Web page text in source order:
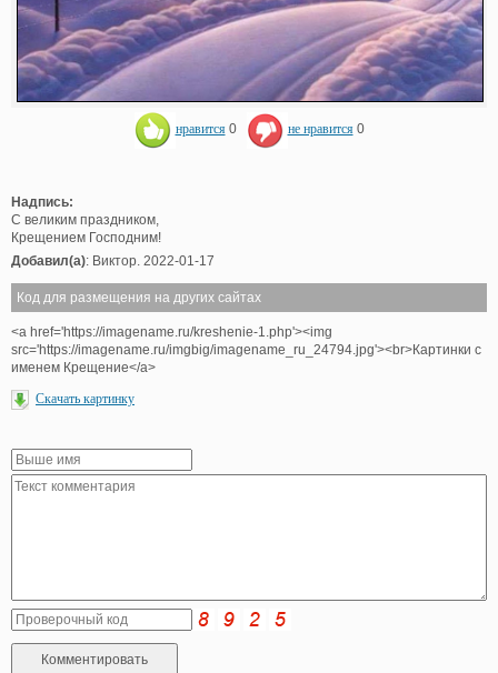
нравится 0 не нравится 0
Надпись:
С великим праздником,
Крещением Господним!
Добавил(а): Виктор. 2022-01-17
Код для размещения на других сайтах
<a href='https://imagename.ru/kreshenie-1.php'><img
src='https://imagename.ru/imgbig/imagename_ru_24794.jpg'><br>Картинки с
именем Крещение</a>
Скачать картинку